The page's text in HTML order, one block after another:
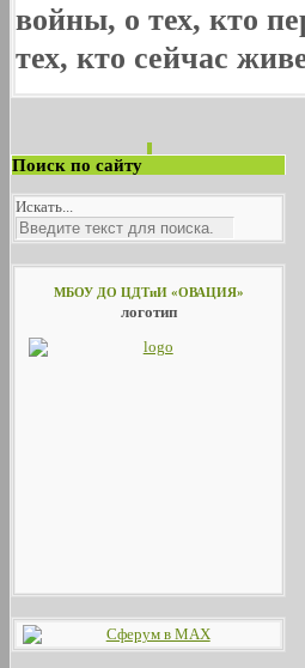
войны, о тех, кто
тех, кто сейчас
Поиск по сайту
Искать...
МБОУ ДО ЦДТиИ «ОВАЦИЯ»
логотип